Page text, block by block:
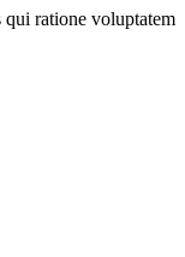
qui ratione voluptatem